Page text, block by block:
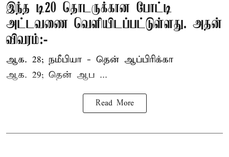
இந்த டி20 தொடருக்கான போட்டி
அட்டவணை வெளியிடப்பட்டுள்ளது. அதன்
விவரம்:-
ஆக. 28; நமீபியா - தென் ஆப்பிரிக்கா
ஆக. 29; தென் ஆப ...
Read More